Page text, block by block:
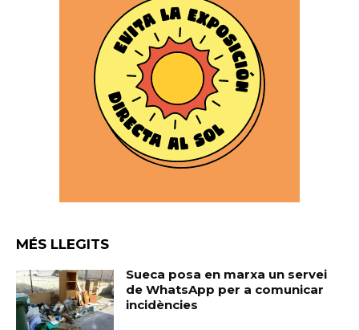
MÉS LLEGITS
Sueca posa en marxa un servei
de WhatsApp per a comunicar
incidències